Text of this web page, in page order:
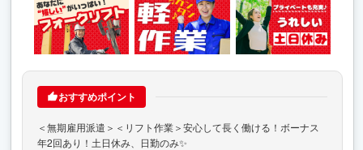
おすすめポイント
＜無期雇用派遣＞＜リフト作業＞安心して長く働ける！ボーナス
年2回あり！土日休み、日勤のみ✨